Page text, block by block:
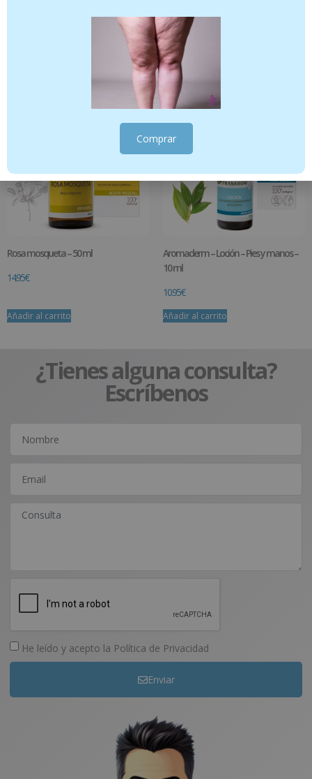
9.95€
Añadir al carrito
Rosa mosqueta – 50 ml
14.95€
Añadir al carrito
Aromaderm – Loción – Pies y manos –
10 ml
10.95€
Añadir al carrito
¿Tienes alguna consulta?
Escríbenos
He leído y acepto la Política de Privacidad
Enviar
Comprar